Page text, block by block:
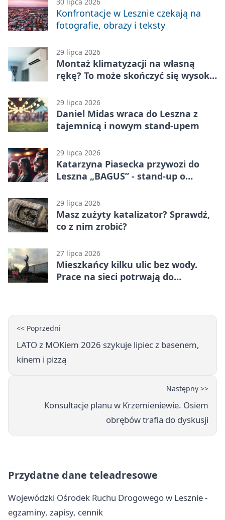
Konfrontacje w Lesznie czekają na
fotografie, obrazy i teksty
29 lipca 2026
Montaż klimatyzacji na własną
rękę? To może skończyć się wysoką
29 lipca 2026
Daniel Midas wraca do Leszna z
tajemnicą i nowym stand-upem
29 lipca 2026
Katarzyna Piasecka przywozi do
Leszna „BAGUS” - stand-up o
29 lipca 2026
Masz zużyty katalizator? Sprawdź,
co z nim zrobić?
27 lipca 2026
Mieszkańcy kilku ulic bez wody.
Prace na sieci potrwają do
<< Poprzedni
LATO z MOKiem 2026 szykuje lipiec z basenem,
kinem i pizzą
Następny >>
Konsultacje planu w Krzemieniewie. Osiem
obrębów trafia do dyskusji
Przydatne dane teleadresowe
Wojewódzki Ośrodek Ruchu Drogowego w Lesznie -
egzaminy, zapisy, cennik